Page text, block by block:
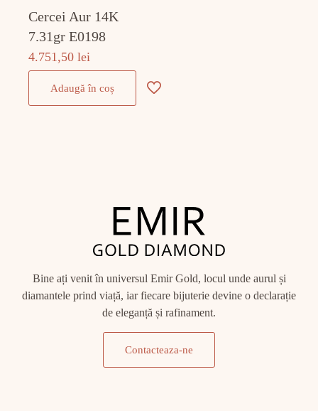
Cercei Aur 14K
7.31gr E0198
4.751,50lei
Adaugă în coș
Bine ați venit în universul Emir Gold, locul unde aurul și
diamantele prind viață, iar fiecare bijuterie devine o declarație
de eleganță și rafinament.
Contacteaza-ne